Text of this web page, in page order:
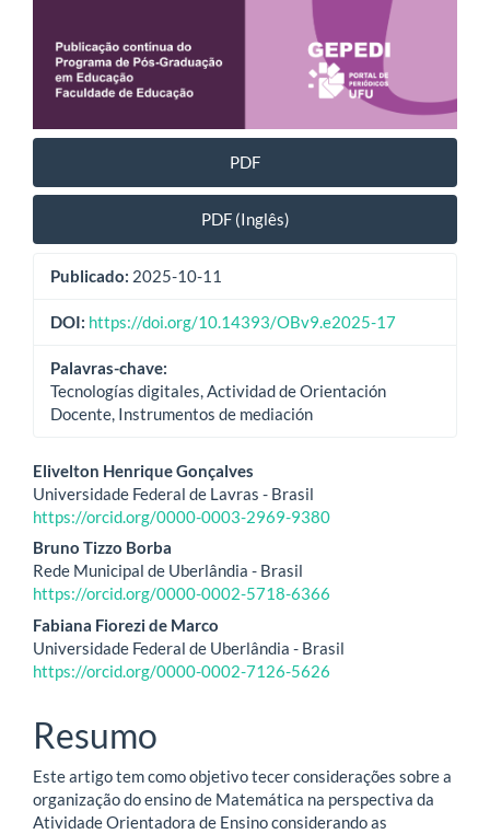
PDF
PDF (Inglês)
Publicado: 2025-10-11
DOI: https://doi.org/10.14393/OBv9.e2025-17
Palavras-chave:
Tecnologías digitales, Actividad de Orientación
Docente, Instrumentos de mediación
Conteúdo
do
artigo
principal
Elivelton Henrique Gonçalves
Universidade Federal de Lavras - Brasil
https://orcid.org/0000-0003-2969-9380
Bruno Tizzo Borba
Rede Municipal de Uberlândia - Brasil
https://orcid.org/0000-0002-5718-6366
Fabiana Fiorezi de Marco
Universidade Federal de Uberlândia - Brasil
https://orcid.org/0000-0002-7126-5626
Resumo
Este artigo tem como objetivo tecer considerações sobre a
organização do ensino de Matemática na perspectiva da
Atividade Orientadora de Ensino considerando as